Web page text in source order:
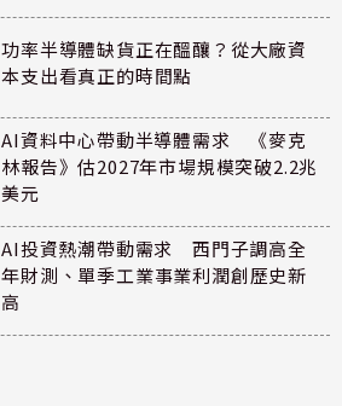
功率半導體缺貨正在醞釀？從大廠資
本支出看真正的時間點
AI資料中心帶動半導體需求 《麥克
林報告》估2027年市場規模突破2.2兆
美元
AI投資熱潮帶動需求 西門子調高全
年財測、單季工業事業利潤創歷史新
高